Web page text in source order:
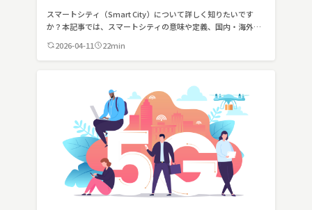
スマートシティ（Smart City）について詳しく知りたいです
か？本記事では、スマートシティの意味や定義、国内・海外事
2026-04-11 22min